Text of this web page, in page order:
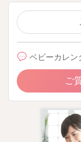
ベビーカレン
ご